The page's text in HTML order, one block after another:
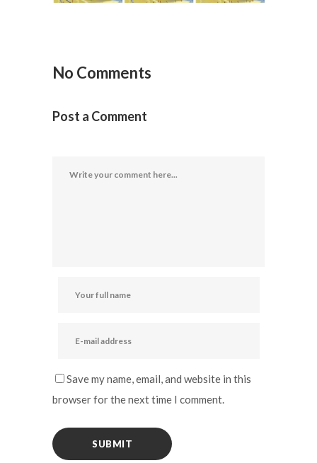
No Comments
Post a Comment
Save my name, email, and website in this
browser for the next time I comment.